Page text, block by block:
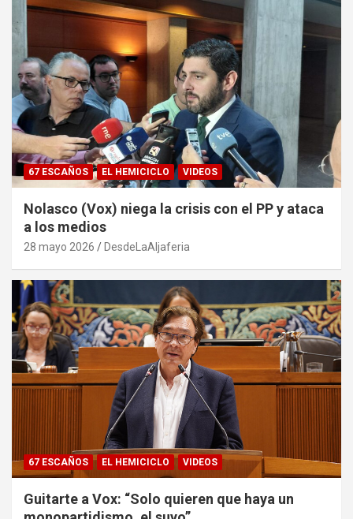
67 ESCAÑOS EL HEMICICLO VIDEOS
Nolasco (Vox) niega la crisis con el PP y ataca
a los medios
28 mayo 2026 DesdeLaAljaferia
67 ESCAÑOS EL HEMICICLO VIDEOS
Guitarte a Vox: “Solo quieren que haya un